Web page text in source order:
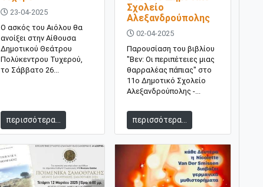
23-04-2025
Ο ασκός του Αιόλου θα
ανοίξει στην Αίθουσα
Δημοτικού Θεάτρου
Πολύκεντρου Τυχερού,
το Σάββατο 26...
περισσότερα...
Σχολείο
Αλεξανδρούπολης
02-04-2025
Παρουσίαση του βιβλίου
"Βεν: Οι περιπέτειες μιας
θαρραλέας πάπιας" στο
11ο Δημοτικό Σχολείο
Αλεξανδρούπολης -...
περισσότερα...